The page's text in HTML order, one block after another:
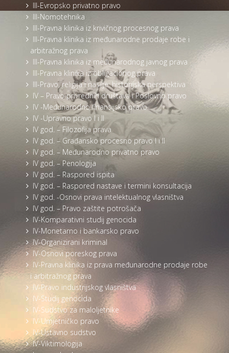
III-Evropsko privatno pravo
III-Nomotehnika
III-Pravna klinika iz krivičnog procesnog prava
III-Pravna klinika iz međunarodne prodaje robe i
arbitražnog prava
III-Pravna klinika iz međunarodnog javnog prava
III-Pravna klinika iz obligacionog prava
III-Pravo, religija i nasilje: historijska perspektiva
IV – Pravo privrednih društava i Poslovno pravo
IV -Međunarodno finansijsko pravo
IV -Upravno pravo I i II
IV god. – Filozofija prava
IV god. – Građansko procesno pravo I i II
IV god. – Međunarodno privatno pravo
IV god. – Penologija
IV god. – Raspored ispita
IV god. – Raspored nastave i termini konsultacija
IV god. -Osnovi prava intelektualnog vlasništva
IV god. – Pravo zaštite potrošača
IV-Komparativni studij genocida
IV-Monetarno i bankarsko pravo
IV-Organizirani kriminal
IV-Osnovi poreskog prava
IV-Pravna klinika iz prava međunarodne prodaje robe
i arbitražnog prava
IV-Pravo industrijskog vlasništva
IV-Studij genocida
IV-Sudstvo za maloljetnike
IV-Umjetničko pravo
IV-Ustavno sudstvo
IV-Viktimologija